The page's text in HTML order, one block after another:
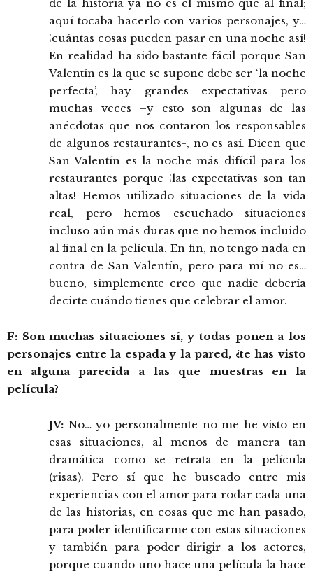
de la historia ya no es el mismo que al final;
aquí tocaba hacerlo con varios personajes, y…
¡cuántas cosas pueden pasar en una noche así!
En realidad ha sido bastante fácil porque San
Valentín es la que se supone debe ser ‘la noche
perfecta’, hay grandes expectativas pero
muchas veces –y esto son algunas de las
anécdotas que nos contaron los responsables
de algunos restaurantes-, no es así. Dicen que
San Valentín es la noche más difícil para los
restaurantes porque ¡las expectativas son tan
altas! Hemos utilizado situaciones de la vida
real, pero hemos escuchado situaciones
incluso aún más duras que no hemos incluido
al final en la película. En fin, no tengo nada en
contra de San Valentín, pero para mí no es…
bueno, simplemente creo que nadie debería
decirte cuándo tienes que celebrar el amor.
F: Son muchas situaciones sí, y todas ponen a los
personajes entre la espada y la pared, ¿te has visto
en alguna parecida a las que muestras en la
película?
JV: No… yo personalmente no me he visto en
esas situaciones, al menos de manera tan
dramática como se retrata en la película
(risas). Pero sí que he buscado entre mis
experiencias con el amor para rodar cada una
de las historias, en cosas que me han pasado,
para poder identificarme con estas situaciones
y también para poder dirigir a los actores,
porque cuando uno hace una película la hace